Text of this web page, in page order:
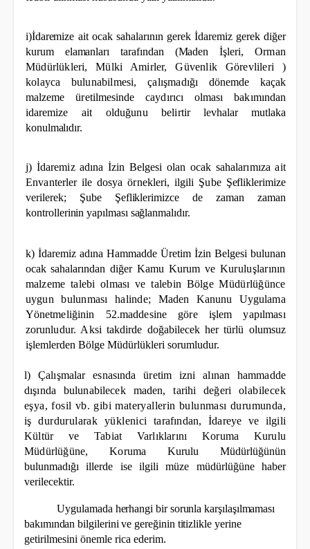
i)İdaremize ait ocak sahalarının gerek İdaremiz gerek diğer
kurum elamanları tarafından (Maden İşleri, Orman
Müdürlükleri, Mülki Amirler, Güvenlik Görevlileri )
kolayca bulunabilmesi, çalışmadığı dönemde kaçak
malzeme üretilmesinde caydırıcı olması bakımından
idaremize ait olduğunu belirtirlevhalar mutlaka
konulmalıdır.
j) İdaremiz adına İzin Belgesi olan ocak sahalarımıza ait
Envanterler ile dosya örnekleri, ilgili Şube Şefliklerimize
verilerek; Şube Şefliklerimizce de zaman zaman
kontrollerinin yapılması sağlanmalıdır.
k) İdaremiz adına Hammadde Üretim İzin Belgesi bulunan
ocak sahalarından diğer Kamu Kurum ve Kuruluşlarının
malzeme talebi olması ve talebin Bölge Müdürlüğünce
uygun bulunması halinde; Maden Kanunu Uygulama
Yönetmeliğinin 52.maddesine göre işlem yapılması
zorunludur. Aksitakdirde doğabilecek her türlü olumsuz
işlemlerden Bölge Müdürlükleri sorumludur.
l) Çalışmalar esnasında üretim izni alınan hammadde
dışında bulunabilecek maden, tarihi değeri olabilecek
eşya, fosil vb. gibi materyallerin bulunması durumunda,
iş durdurularak yüklenicitarafından, İdareye ve ilgili
Kültür ve Tabiat Varlıklarını Koruma Kurulu
Müdürlüğüne, KorumaKurulu Müdürlüğünün
bulunmadığı illerde ise ilgili müze müdürlüğüne haber
verilecektir.
Uygulamada herhangi bir sorunla karşılaşılmaması
bakımından bilgilerini ve gereğinin titizlikle yerine
getirilmesini önemle rica ederim.